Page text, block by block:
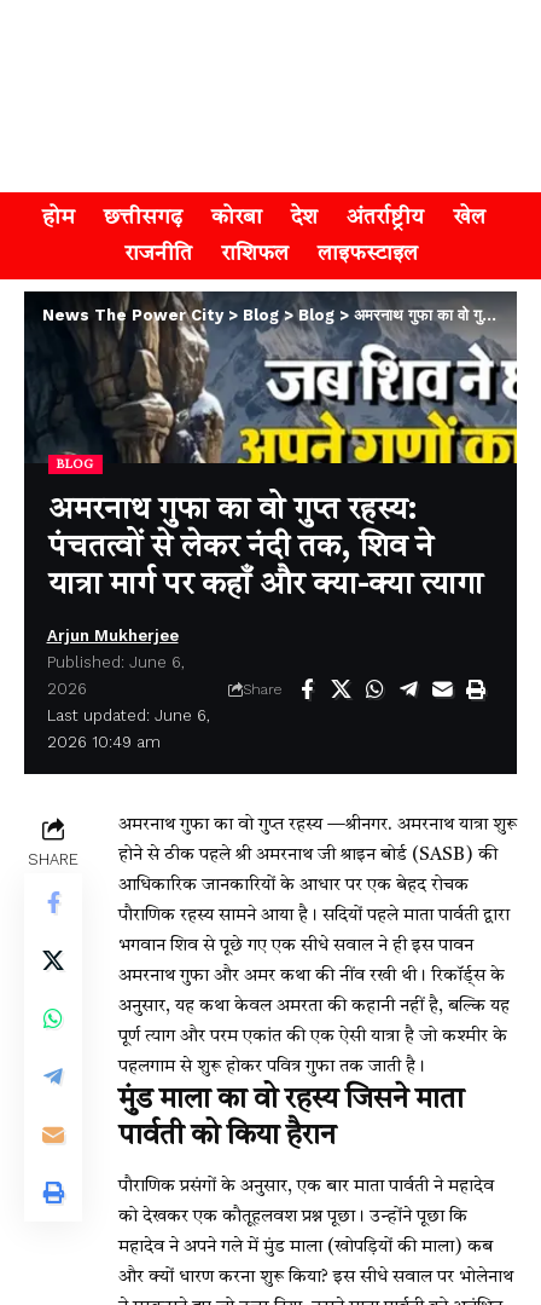
होम छत्तीसगढ़ कोरबा देश अंतर्राष्ट्रीय
खेल
राजनीति
राशिफल लाइफस्टाइल
News The Power City> Blog>Blog > अमरनाथ गुफा का वो गुप्त रहस्य: पंचतत्वों से लेकर नंदी तक, शिव ने यात्रा मार्ग पर कहाँ और क्या-क्या त्यागा
BLOG
अमरनाथ गुफा का वो गुप्त रहस्य:
पंचतत्वों से लेकर नंदी तक, शिव ने
यात्रा मार्ग पर कहाँ और क्या-क्या त्यागा
Last updated: June 6,
2026 10:49 am
Arjun Mukherjee
Published: June 6,
2026
Share
SHARE
अमरनाथ गुफा का वो गुप्त रहस्य —श्रीनगर. अमरनाथ यात्रा शुरू
होने से ठीक पहले श्री अमरनाथ जी श्राइन बोर्ड (SASB) की
आधिकारिक जानकारियों के आधार पर एक बेहद रोचक
पौराणिक रहस्य सामने आया है। सदियों पहले माता पार्वती द्वारा
भगवान शिव से पूछे गए एक सीधे सवाल ने ही इस पावन
अमरनाथ गुफा और अमर कथा की नींव रखी थी। रिकॉर्ड्स के
अनुसार, यह कथा केवल अमरता की कहानी नहीं है, बल्कि यह
पूर्ण त्याग और परम एकांत की एक ऐसी यात्रा है जो कश्मीर के
पहलगाम से शुरू होकर पवित्र गुफा तक जाती है।
मुंड माला का वो रहस्य जिसने माता
पार्वती को किया हैरान
पौराणिक प्रसंगों के अनुसार, एक बार माता पार्वती ने महादेव
को देखकर एक कौतूहलवश प्रश्न पूछा। उन्होंने पूछा कि
महादेव ने अपने गले में मुंड माला (खोपड़ियों की माला) कब
और क्यों धारण करना शुरू किया? इस सीधे सवाल पर भोलेनाथ